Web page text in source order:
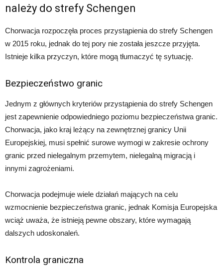
należy do strefy Schengen
Chorwacja rozpoczęła proces przystąpienia do strefy Schengen
w 2015 roku, jednak do tej pory nie została jeszcze przyjęta.
Istnieje kilka przyczyn, które mogą tłumaczyć tę sytuację.
Bezpieczeństwo granic
Jednym z głównych kryteriów przystąpienia do strefy Schengen
jest zapewnienie odpowiedniego poziomu bezpieczeństwa granic.
Chorwacja, jako kraj leżący na zewnętrznej granicy Unii
Europejskiej, musi spełnić surowe wymogi w zakresie ochrony
granic przed nielegalnym przemytem, nielegalną migracją i
innymi zagrożeniami.
Chorwacja podejmuje wiele działań mających na celu
wzmocnienie bezpieczeństwa granic, jednak Komisja Europejska
wciąż uważa, że istnieją pewne obszary, które wymagają
dalszych udoskonaleń.
Kontrola graniczna